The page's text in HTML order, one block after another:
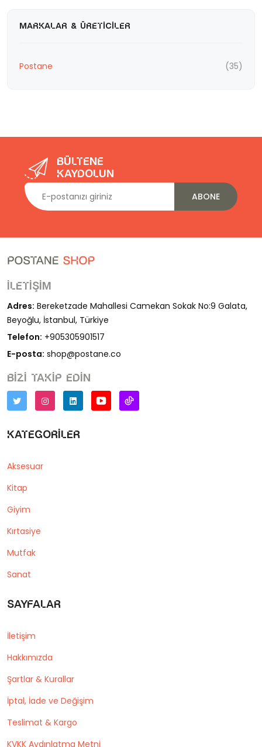
MARKALAR & ÜRETICILER
Postane (35)
Bültene
kaydolun
ABONE
İletişim
Adres: Bereketzade Mahallesi Camekan Sokak No:9 Galata,
Beyoğlu, İstanbul, Türkiye
Telefon: +905305901517
E-posta: shop@postane.co
Bizi takip edin
Kategoriler
Aksesuar
Kitap
Giyim
Kırtasiye
Mutfak
Sanat
Sayfalar
İletişim
Hakkımızda
Şartlar & Kurallar
İptal, İade ve Değişim
Teslimat & Kargo
KVKK Aydınlatma Metni